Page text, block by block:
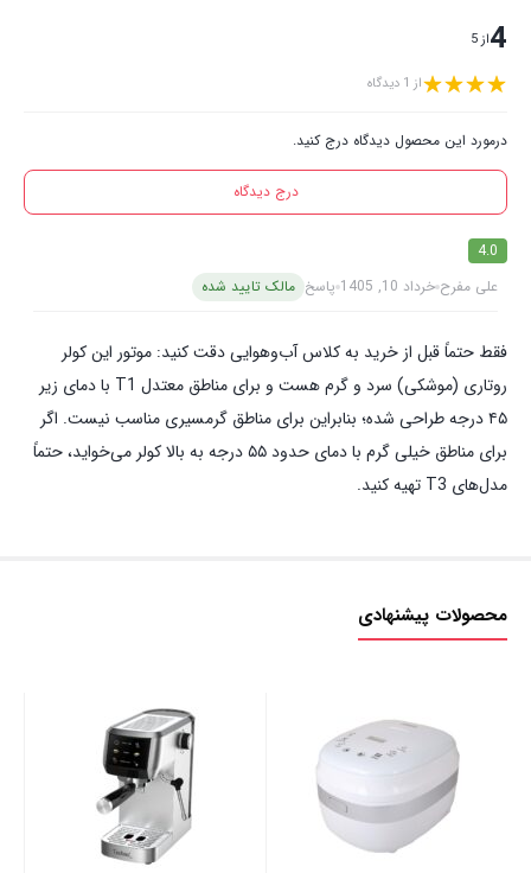
4از 5
از 1 دیدگاه
درمورد این محصول دیدگاه درج کنید.
درج دیدگاه
4.0
علی مفرح خرداد 10, 1405 پاسخ مالک تایید شده
فقط حتماً قبل از خرید به کلاس آب‌وهوایی دقت کنید: موتور این کولر
روتاری (موشکی) سرد و گرم هست و برای مناطق معتدل T1 با دمای زیر
۴۵ درجه طراحی شده؛ بنابراین برای مناطق گرمسیری مناسب نیست. اگر
برای مناطق خیلی گرم با دمای حدود ۵۵ درجه به بالا کولر می‌خواید، حتماً
مدل‌های T3 تهیه کنید.
محصولات پیشنهادی